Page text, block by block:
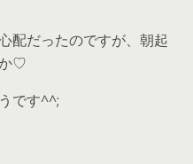
配だったのですが、朝起
♡
です^^;